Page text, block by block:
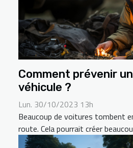
Comment prévenir
véhicule ?
Lun. 30/10/2023 13h
Beaucoup de voitures tombent
route. Cela pourrait créer